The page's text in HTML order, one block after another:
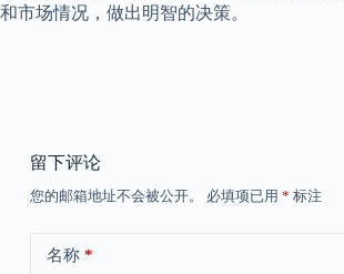
和市场情况，做出明智的决策。
留下评论
您的邮箱地址不会被公开。 必填项已用 * 标注
名称*